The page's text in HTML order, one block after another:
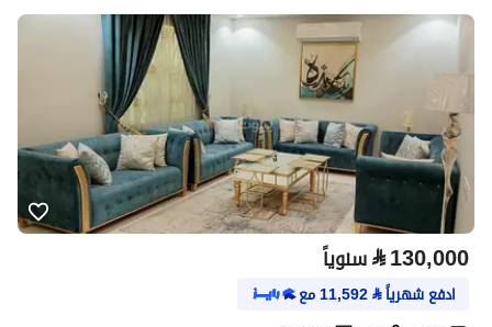
⃁130,000 سنوياً
ادفع شهرياً⃁
11,592مع